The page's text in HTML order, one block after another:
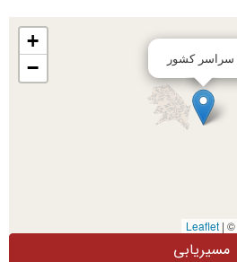
سراسر کشور
+
−
| ©
مسیریابی